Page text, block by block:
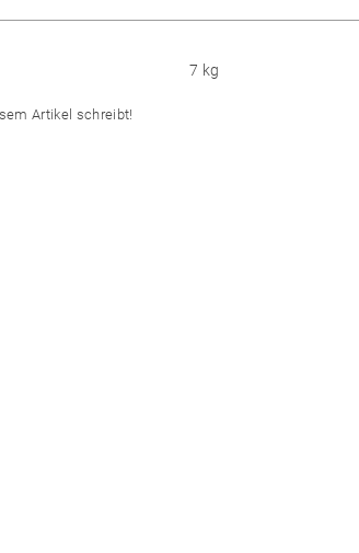
7 kg
Artikel schreibt!